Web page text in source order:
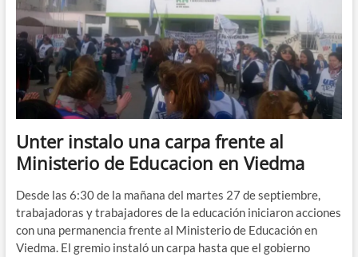
Capital
Federal
Unter instalo una carpa frente al
Ministerio de Educacion en Viedma
Desde las 6:30 de la mañana del martes 27 de septiembre,
trabajadoras y trabajadores de la educación iniciaron acciones
con una permanencia frente al Ministerio de Educación en
Viedma. El gremio instaló un carpa hasta que el gobierno